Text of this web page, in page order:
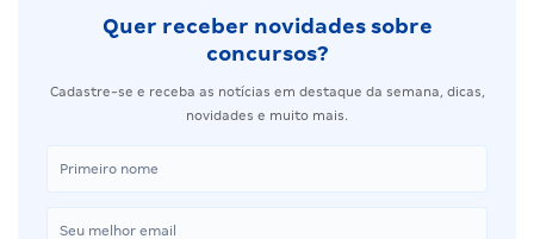
Quer receber novidades sobre
concursos?
Cadastre-se e receba as notícias em destaque da semana, dicas,
novidades e muito mais.